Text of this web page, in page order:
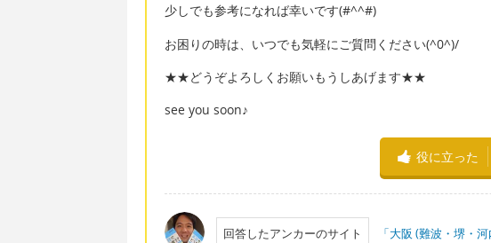
少しでも参考になれば幸いです(#^^#)
お困りの時は、いつでも気軽にご質問ください(^0^)/
★★どうぞよろしくお願いもうしあげます★★
see you soon♪
役に立った
回答したアンカーのサイト 「大阪 (難波・堺・